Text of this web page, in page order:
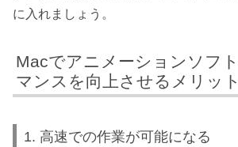
に入れましょう。
Macでアニメーションソフ
マンスを向上させるメリット
1. 高速での作業が可能になる